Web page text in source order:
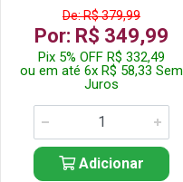
De: R$ 379,99
Por: R$ 349,99
Pix 5% OFF R$ 332,49
ou em até 6x R$ 58,33 Sem
Juros
Adicionar